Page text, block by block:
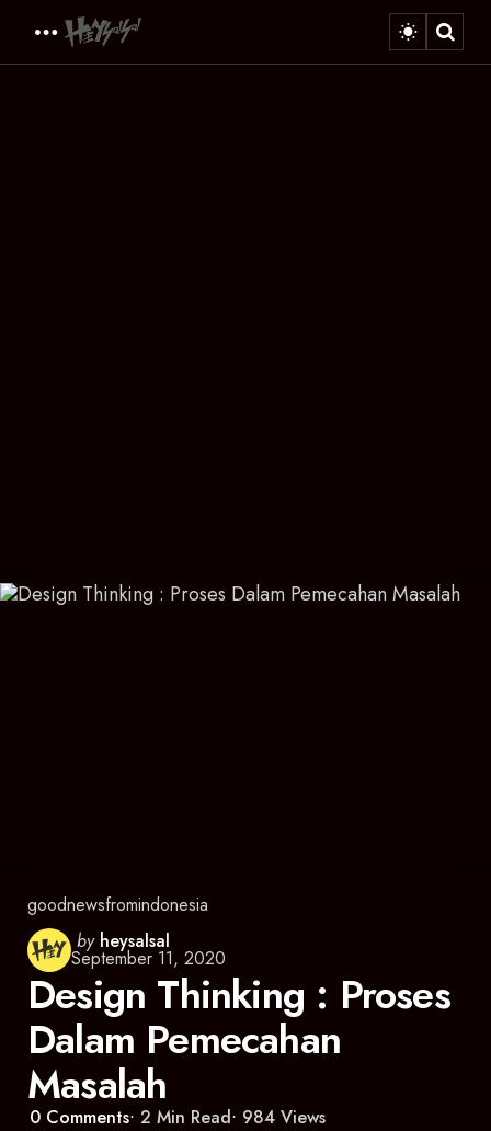
Menu
goodnewsfromindonesia
Posted
by
by heysalsal
September 11, 2020
Design Thinking : Proses
Dalam Pemecahan
Masalah
0 Comments 2 Min Read 984 Views